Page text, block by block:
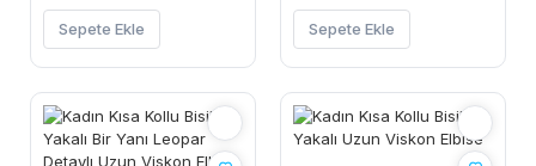
Sepete Ekle Sepete Ekle